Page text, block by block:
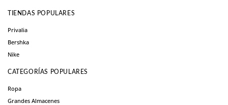
TIENDAS POPULARES
Privalia
Bershka
Nike
CATEGORÍAS POPULARES
Ropa
Grandes Almacenes